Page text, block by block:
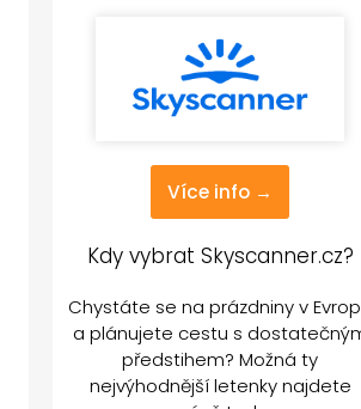
Více info →
Kdy vybrat Skyscanner.cz?
Chystáte se na prázdniny v
a plánujete cestu s
předstihem? Možná ty
nejvýhodnější letenky najdete